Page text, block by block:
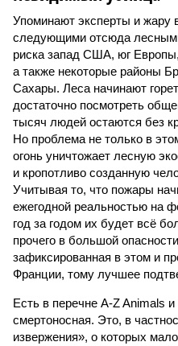
Упоминают эксперты и жару
следующими отсюда
риска запад США, юг
а также некоторые районы
Сахары. Леса начинают
достаточно посмотреть
тысяч людей остаются без
Но проблема не только в
огонь уничтожает лесную
и кропотливо созданную
Учитывая то, что пожары
ежегодной реальностью на
год за годом их будет всё
прочего в большой
зафиксированная в этом и
Франции, тому лучшее
Есть в перечне A-Z Animals
смертоносная. Это, в
извержения», о которых